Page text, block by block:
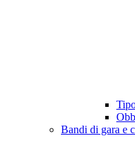
Bandi di gara e